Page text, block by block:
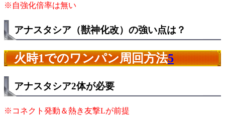
※自強化倍率は無い
アナスタシア（獣神化改）の強い点は？
火時1でのワンパン周回方法5
アナスタシア2体が必要
※コネクト発動＆熱き友撃Lが前提